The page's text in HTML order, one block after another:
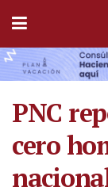
PNC
cero